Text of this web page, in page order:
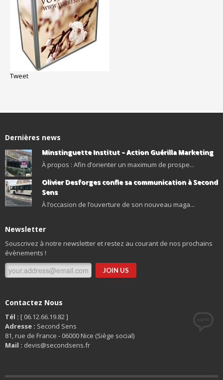
Tweet
Dernières news
Minstinguette Institut – Action Guérilla Marketing
À propos : Afin d’orienter un maximum de prospe...
Olivier Desforges confie sa communication à Second
Sens
À l’occasion de l’ouverture de son nouveau maga...
Newsletter
Souscrivez à notre newsletter et restez au courant de nos prochains
évènements !
Contactez Nous
Tél : [ 06.12.66.19.82 ]
Adresse : Second Sens
81, rue de France - 06000 Nice (Siège social)
Mail : devis@secondsens.fr